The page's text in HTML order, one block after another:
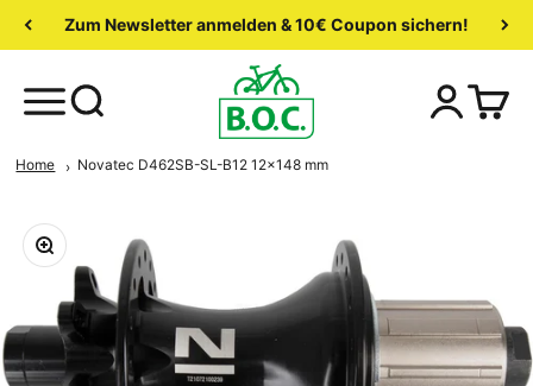
Zum Newsletter anmelden & 10€ Coupon sichern!
Home Novatec D462SB-SL-B12 12x148 mm